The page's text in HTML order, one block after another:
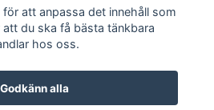
Trycklagret
att anpassa det innehåll som
du ska få bästa tänkbara
hos oss.
Godkänn alla